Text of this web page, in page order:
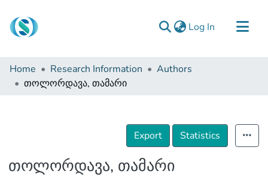
Log In (current)
Communities & Collections
Browse
Home Research Information
Authors
თოლორდავა, თამარი
Export Statistics
თოლორდავა, თამარი